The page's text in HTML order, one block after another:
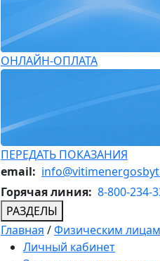
ОНЛАЙН-ОПЛАТА
ПЕРЕДАТЬ ПОКАЗАНИЯ
email:
Горячая линия: 8-800-234-
РАЗДЕЛЫ
Главная /Физическим лицам
Личный кабинет